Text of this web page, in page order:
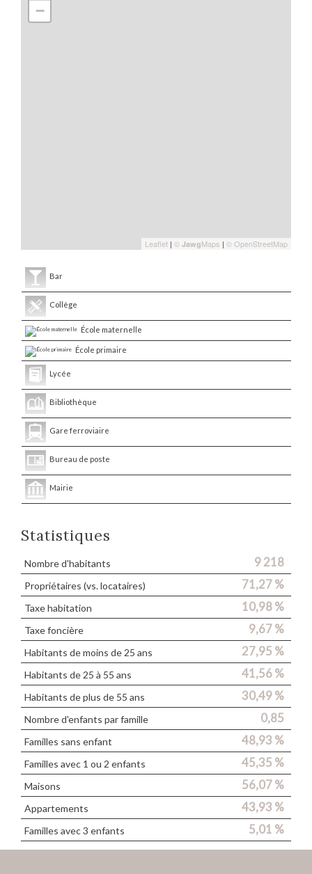
−
Leaflet | © JawgMaps | © OpenStreetMap
Bar
Collège
École maternelle
École primaire
Lycée
Bibliothèque
Gare ferroviaire
Bureau de poste
Mairie
Statistiques
Nombre d'habitants 9 218
Propriétaires (vs. locataires) 71,27 %
Taxe habitation 10,98 %
Taxe foncière 9,67 %
Habitants de moins de 25 ans 27,95 %
Habitants de 25 à 55 ans 41,56 %
Habitants de plus de 55 ans 30,49 %
Nombre d'enfants par famille 0,85
Familles sans enfant 48,93 %
Familles avec 1 ou 2 enfants 45,35 %
Maisons 56,07 %
Appartements 43,93 %
Familles avec 3 enfants 5,01 %